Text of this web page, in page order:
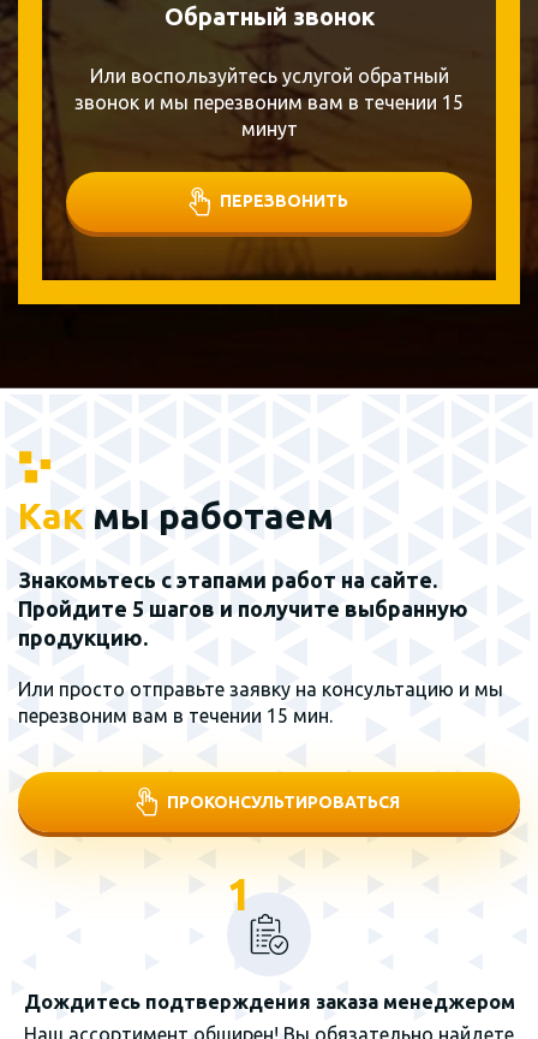
Обратный звонок
Или воспользуйтесь услугой обратный
звонок и мы перезвоним вам в течении 15
минут
ПЕРЕЗВОНИТЬ
Как мы работаем
Знакомьтесь с этапами работ на сайте.
Пройдите 5 шагов и получите выбранную
продукцию.
Или просто отправьте заявку на консультацию и мы
перезвоним вам в течении 15 мин.
ПРОКОНСУЛЬТИРОВАТЬСЯ
1
Дождитесь подтверждения заказа менеджером
Наш ассортимент обширен! Вы обязательно найдете